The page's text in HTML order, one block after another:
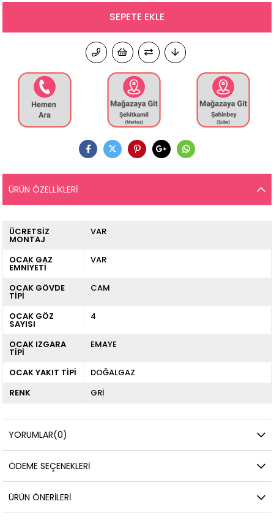
ÜRÜN ÖZELLIKLERI
ÜCRETSİZ
MONTAJ
VAR
OCAK GAZ
EMNİYETİ
VAR
OCAK GÖVDE
TİPİ
CAM
OCAK GÖZ
SAYISI
4
OCAK IZGARA
TİPİ
EMAYE
OCAK YAKIT TİPİ
DOĞALGAZ
RENK
GRİ
YORUMLAR(0)
ÖDEME SEÇENEKLERI
ÜRÜN ÖNERILERI